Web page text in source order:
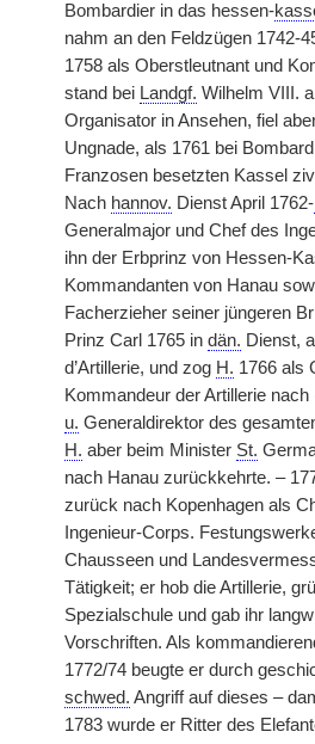
Bombardier in das hessen-
nahm an den Feldzügen 1742-
1758 als Oberstleutnant und
stand bei Landgf. Wilhelm VIII.
Organisator in Ansehen, fiel
Ungnade, als 1761 bei
Franzosen besetzten Kassel
Nach hannov. Dienst April 1762-
Generalmajor und Chef des
ihn der Erbprinz von Hessen-
Kommandanten von Hanau
Facherzieher seiner jüngeren
Prinz Carl 1765 in dän. Dienst,
d’Artillerie, und zog H. 1766 als
Kommandeur der Artillerie nach
u. Generaldirektor des
H. aber beim Minister St.
nach Hanau zurückkehrte. –
zurück nach Kopenhagen als
Ingenieur-Corps.
Chausseen und
Tätigkeit; er hob die Artillerie,
Spezialschule und gab ihr
Vorschriften. Als
1772/74 beugte er durch
schwed. Angriff auf dieses –
1783 wurde er Ritter des